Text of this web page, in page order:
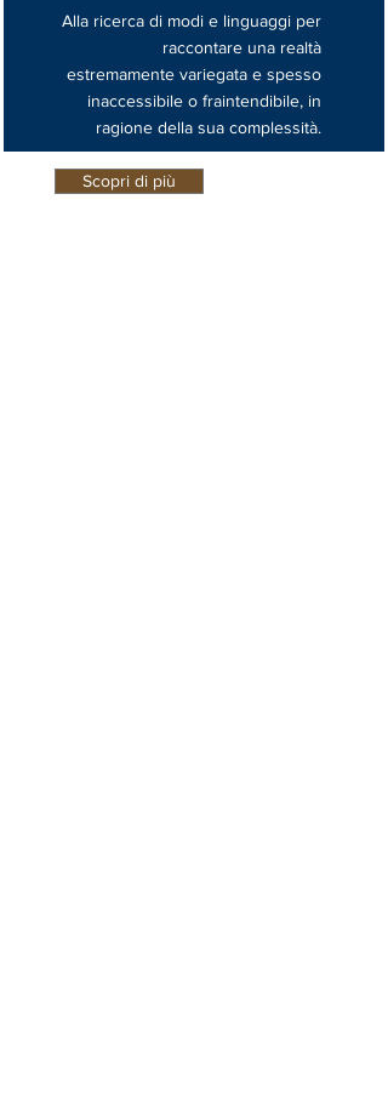
Alla ricerca di modi e linguaggi per
raccontare una realtà
estremamente variegata e spesso
inaccessibile o fraintendibile, in
ragione della sua complessità.
Scopri di più